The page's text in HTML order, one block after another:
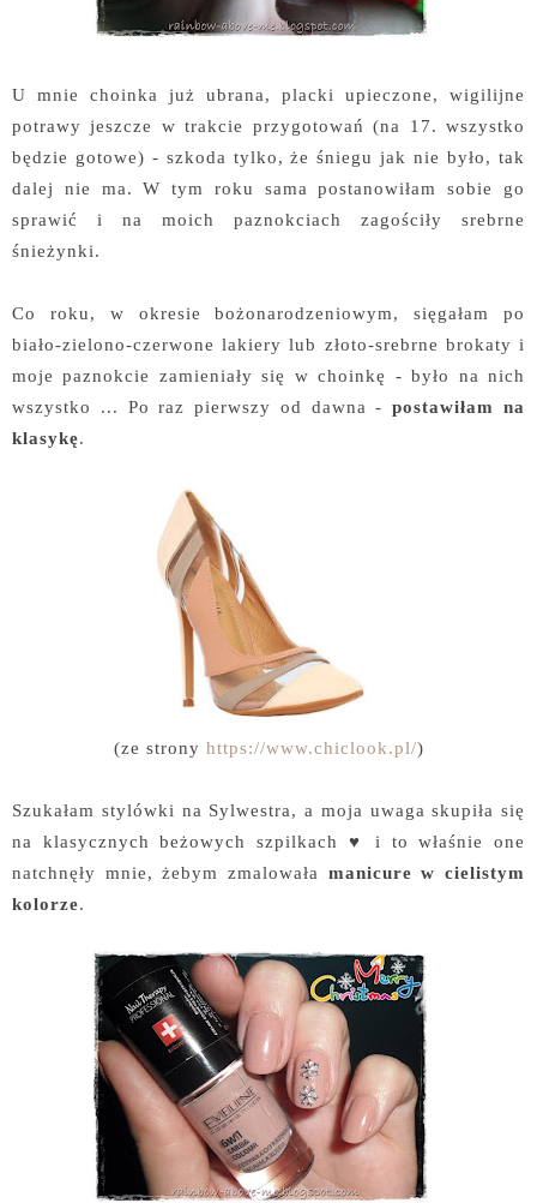
U mnie choinka już ubrana, placki upieczone, wigilijne
potrawy jeszcze w trakcie przygotowań (na 17. wszystko
będzie gotowe) - szkoda tylko, że śniegu jak nie było, tak
dalej nie ma. W tym roku sama postanowiłam sobie go
sprawić i na moich paznokciach zagościły srebrne
śnieżynki.
Co roku, w okresie bożonarodzeniowym, sięgałam po
biało-zielono-czerwone lakiery lub złoto-srebrne brokaty i
moje paznokcie zamieniały się w choinkę - było na nich
wszystko ... Po raz pierwszy od dawna -postawiłam na
klasykę.
(ze strony https://www.chiclook.pl/)
Szukałam stylówki na Sylwestra, a moja uwaga skupiła się
na klasycznych beżowych szpilkach ♥ i to właśnie one
natchnęły mnie, żebym zmalowała manicure w cielistym
kolorze.